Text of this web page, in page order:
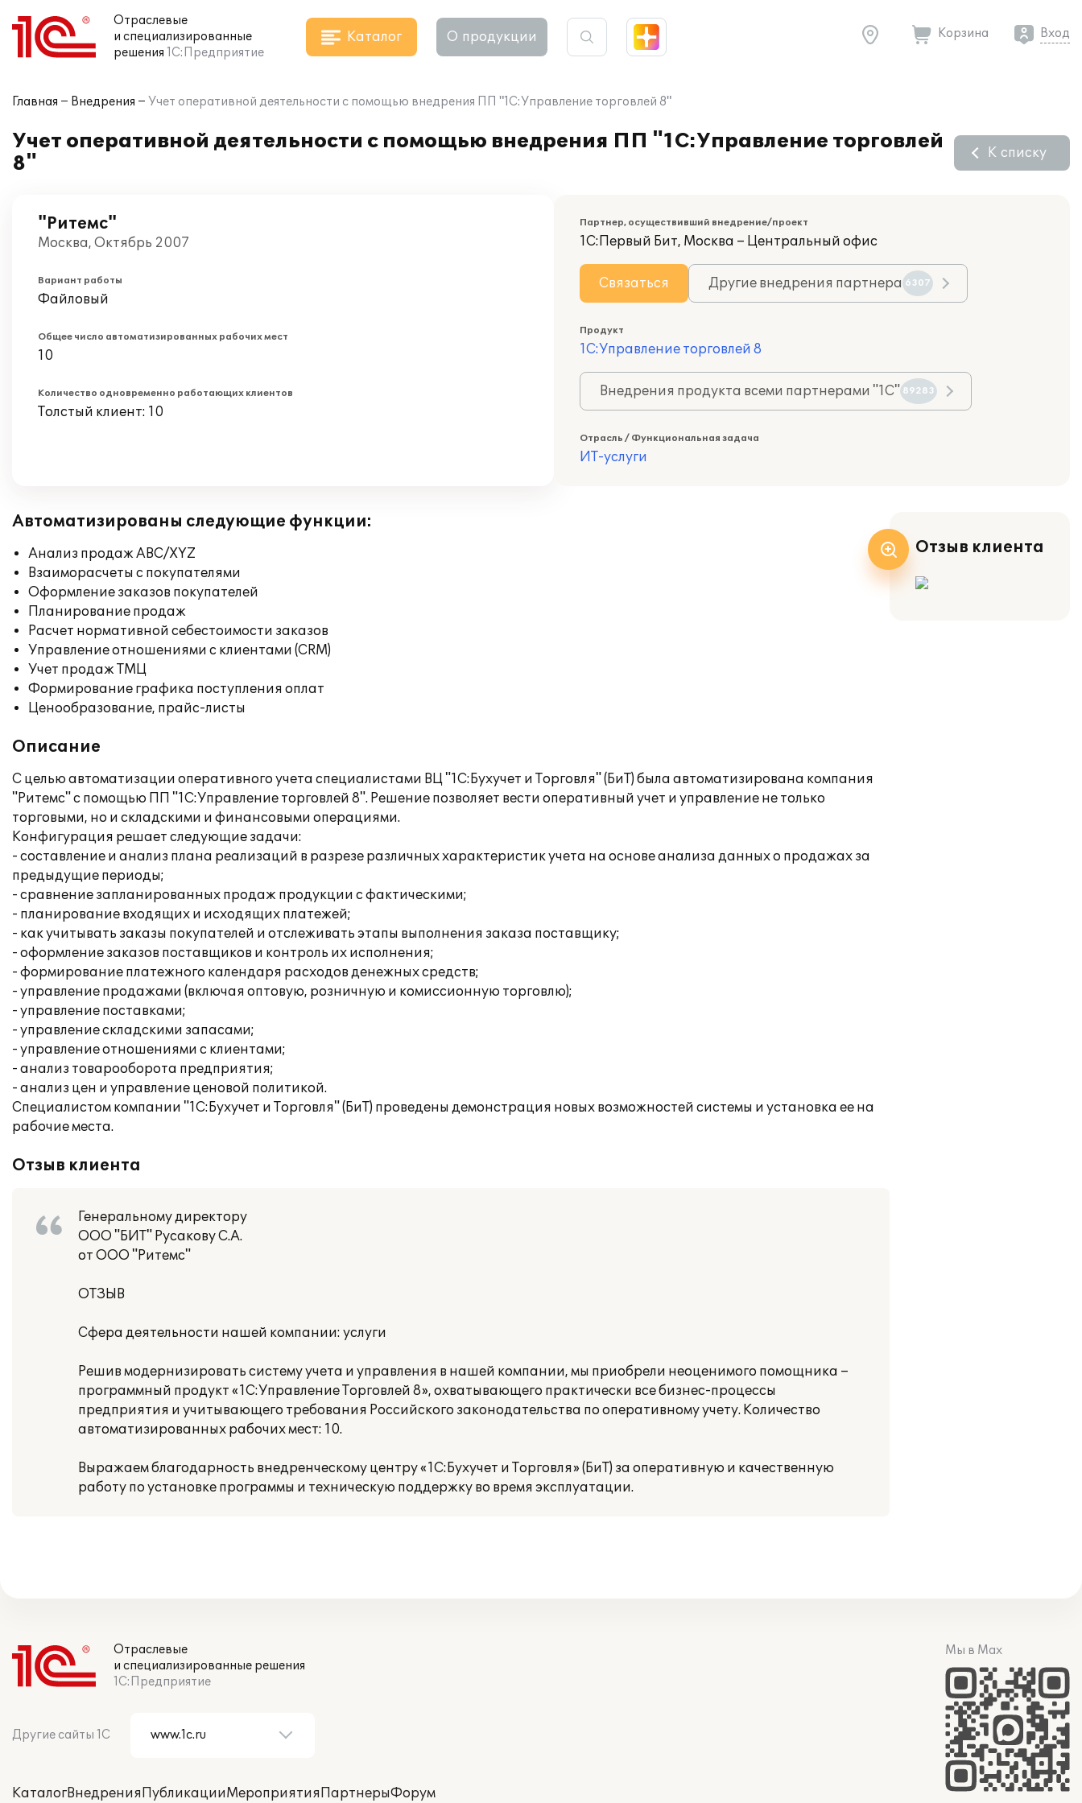
Отраслевые
и специализированные
решения 1С:Предприятие
Каталог О продукции Корзина Вход
Главная Внедрения Учет оперативной деятельности с помощью внедрения ПП "1С:Управление торговлей 8"
Учет оперативной деятельности с помощью внедрения ПП "1С:Управление торговлей
8"
К списку
"Ритемс"
Москва, Октябрь 2007
Вариант работы
Файловый
Общее число автоматизированных рабочих мест
10
Количество одновременно работающих клиентов
Толстый клиент: 10
Партнер, осуществивший внедрение/проект
1С:Первый Бит, Москва – Центральный офис
Связаться Другие внедрения партнера 6307
Продукт
1С:Управление торговлей 8
Внедрения продукта всеми партнерами "1С" 89283
Отрасль / Функциональная задача
ИТ-услуги
Автоматизированы следующие функции:
Анализ продаж ABC/XYZ
Взаиморасчеты с покупателями
Оформление заказов покупателей
Планирование продаж
Расчет нормативной себестоимости заказов
Управление отношениями с клиентами (CRM)
Учет продаж ТМЦ
Формирование графика поступления оплат
Ценообразование, прайс-листы
Описание
С целью автоматизации оперативного учета специалистами ВЦ "1С:Бухучет и Торговля" (БиТ) была автоматизирована компания
"Ритемс" с помощью ПП "1С:Управление торговлей 8". Решение позволяет вести оперативный учет и управление не только
торговыми, но и складскими и финансовыми операциями.
Конфигурация решает следующие задачи:
- составление и анализ плана реализаций в разрезе различных характеристик учета на основе анализа данных о продажах за
предыдущие периоды;
- сравнение запланированных продаж продукции с фактическими;
- планирование входящих и исходящих платежей;
- как учитывать заказы покупателей и отслеживать этапы выполнения заказа поставщику;
- оформление заказов поставщиков и контроль их исполнения;
- формирование платежного календаря расходов денежных средств;
- управление продажами (включая оптовую, розничную и комиссионную торговлю);
- управление поставками;
- управление складскими запасами;
- управление отношениями с клиентами;
- анализ товарооборота предприятия;
- анализ цен и управление ценовой политикой.
Специалистом компании "1С:Бухучет и Торговля" (БиТ) проведены демонстрация новых возможностей системы и установка ее на
рабочие места.
Отзыв клиента
Генеральному директору
ООО "БИТ" Русакову С.А.
от ООО "Ритемс"
ОТЗЫВ
Сфера деятельности нашей компании: услуги
Решив модернизировать систему учета и управления в нашей компании, мы приобрели неоценимого помощника –
программный продукт «1С:Управление Торговлей 8», охватывающего практически все бизнес-процессы
предприятия и учитывающего требования Российского законодательства по оперативному учету. Количество
автоматизированных рабочих мест: 10.
Выражаем благодарность внедренческому центру «1С:Бухучет и Торговля» (БиТ) за оперативную и качественную
работу по установке программы и техническую поддержку во время эксплуатации.
Отзыв клиента
Отраслевые
и специализированные решения
1С:Предприятие
Другие сайты 1С
КаталогВнедренияПубликацииМероприятияПартнерыФорум
Мы в Max